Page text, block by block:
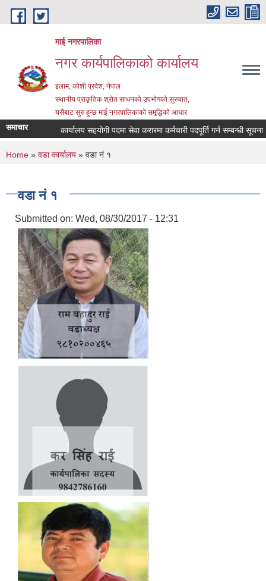
Skip to main content
माई नगरपालिका
नगर कार्यपालिकाको कार्यालय
इलाम, कोशी प्रदेश, नेपाल
स्थानीय प्राकृतिक श्रोत साधनको उपभोगको सुरुवात,
यसैबाट सुरु हुन्छ माई नगरपालिकाको समृद्धिको आधार
समाचार कार्यालय सहयोगी पदमा सेवा करारमा कर्मचारी पदपूर्ति गर्न सम्बन्धी सूचना
You are here
Home » वडा कार्यालय » वडा नं १
वडा नं १
Submitted on: Wed, 08/30/2017 - 12:31